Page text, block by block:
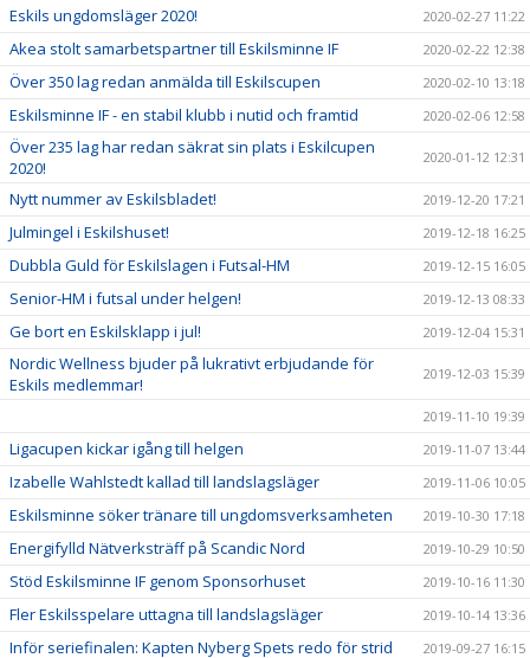
Eskils ungdomsläger 2020! 2020-02-27 11:22
Akea stolt samarbetspartner till Eskilsminne IF 2020-02-22 12:38
Över 350 lag redan anmälda till Eskilscupen 2020-02-10 13:18
Eskilsminne IF - en stabil klubb i nutid och framtid 2020-02-06 12:58
Över 235 lag har redan säkrat sin plats i Eskilcupen
2020!
2020-01-12 12:31
Nytt nummer av Eskilsbladet! 2019-12-20 17:21
Julmingel i Eskilshuset! 2019-12-18 16:25
Dubbla Guld för Eskilslagen i Futsal-HM 2019-12-15 16:05
Senior-HM i futsal under helgen! 2019-12-13 08:33
Ge bort en Eskilsklapp i jul! 2019-12-04 15:31
Nordic Wellness bjuder på lukrativt erbjudande för
Eskils medlemmar!
2019-12-03 15:39
2019-11-10 19:39
Ligacupen kickar igång till helgen 2019-11-07 13:44
Izabelle Wahlstedt kallad till landslagsläger 2019-11-06 10:05
Eskilsminne söker tränare till ungdomsverksamheten 2019-10-30 17:18
Energifylld Nätverksträff på Scandic Nord 2019-10-29 10:50
Stöd Eskilsminne IF genom Sponsorhuset 2019-10-16 11:30
Fler Eskilsspelare uttagna till landslagsläger 2019-10-14 13:36
Inför seriefinalen: Kapten Nyberg Spets redo för strid 2019-09-27 16:15